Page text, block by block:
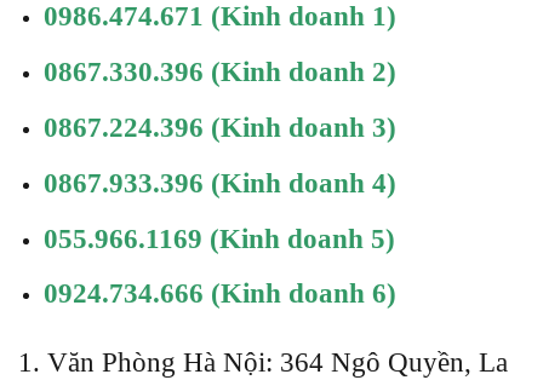
0986.474.671 (Kinh doanh 1)
0867.330.396 (Kinh doanh 2)
0867.224.396 (Kinh doanh 3)
0867.933.396 (Kinh doanh 4)
055.966.1169 (Kinh doanh 5)
0924.734.666 (Kinh doanh 6)
1. Văn Phòng Hà Nội: 364 Ngô Quyền, La